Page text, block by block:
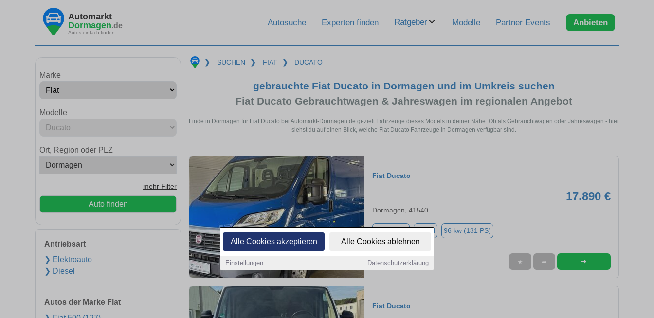
Alle Cookies akzeptieren Alle Cookies ablehnen
Einstellungen Datenschutzerklärung
Automarkt
Dormagen.de
Autos einfach finden
Autosuche Experten finden Ratgeber Modelle Partner Events Anbieten
Marke
Modelle
Ort, Region oder PLZ
mehr Filter
Auto finden
Antriebsart
❯ Elektroauto
❯ Diesel
Autos der Marke Fiat
❯ SUCHEN ❯ FIAT ❯ DUCATO
gebrauchte Fiat Ducato in Dormagen und im Umkreis suchen
Fiat Ducato Gebrauchtwagen & Jahreswagen im regionalen Angebot
Finde in Dormagen für Fiat Ducato bei Automarkt-Dormagen.de gezielt Fahrzeuge dieses Models in deiner Nähe. Ob als Gebrauchtwagen oder Jahreswagen - hier
siehst du auf einen Blick, welche Fiat Ducato Fahrzeuge in Dormagen verfügbar sind.
Fiat Ducato
17.890 €
Dormagen, 41540
Diesel 96 kw (131 PS)
★ ➦ ➜
Fiat Ducato